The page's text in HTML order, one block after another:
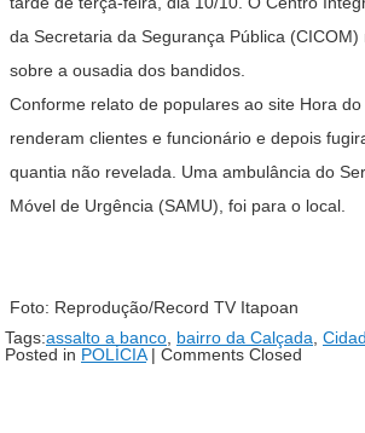
da Secretaria da Segurança Pública
sobre a ousadia dos bandidos.
Conforme relato de populares ao site Hora
renderam clientes e funcionário e depois
quantia não revelada. Uma ambulância do
Móvel de Urgência (SAMU), foi para o local.
Foto: Reprodução/Record TV Itapoan
Tags:assalto a banco, bairro da Calçada,
Posted in POLÍCIA| Comments Closed